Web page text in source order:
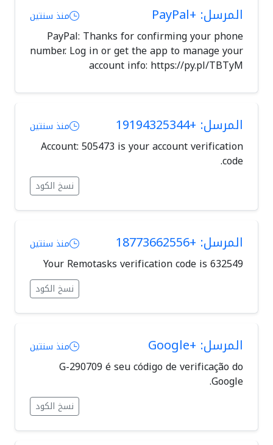
المرسل: +PayPal منذ سنتين
PayPal: Thanks for confirming your phone
number. Log in or get the app to manage your
account info: https://py.pl/TBTyM
المرسل: +19194325344 منذ سنتين
Account: 505473 is your account verification
code.
نسخ الكود
المرسل: +18773662556 منذ سنتين
Your Remotasks verification code is 632549
نسخ الكود
المرسل: +Google منذ سنتين
G-290709 é seu código de verificação do
Google.
نسخ الكود